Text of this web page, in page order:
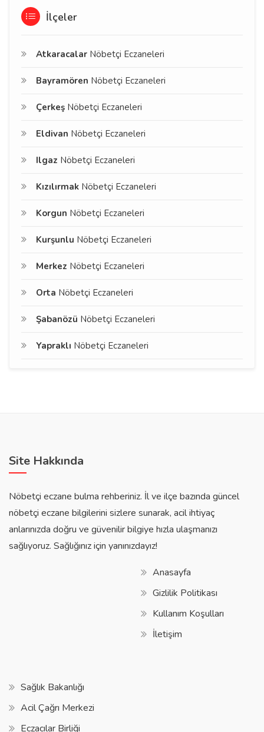
İlçeler
Atkaracalar Nöbetçi Eczaneleri
Bayramören Nöbetçi Eczaneleri
Çerkeş Nöbetçi Eczaneleri
Eldivan Nöbetçi Eczaneleri
Ilgaz Nöbetçi Eczaneleri
Kızılırmak Nöbetçi Eczaneleri
Korgun Nöbetçi Eczaneleri
Kurşunlu Nöbetçi Eczaneleri
Merkez Nöbetçi Eczaneleri
Orta Nöbetçi Eczaneleri
Şabanözü Nöbetçi Eczaneleri
Yapraklı Nöbetçi Eczaneleri
Site Hakkında
Nöbetçi eczane bulma rehberiniz. İl ve ilçe bazında güncel
nöbetçi eczane bilgilerini sizlere sunarak, acil ihtiyaç
anlarınızda doğru ve güvenilir bilgiye hızla ulaşmanızı
sağlıyoruz. Sağlığınız için yanınızdayız!
Anasayfa
Gizlilik Politikası
Kullanım Koşulları
İletişim
Sağlık Bakanlığı
Acil Çağrı Merkezi
Eczacılar Birliği